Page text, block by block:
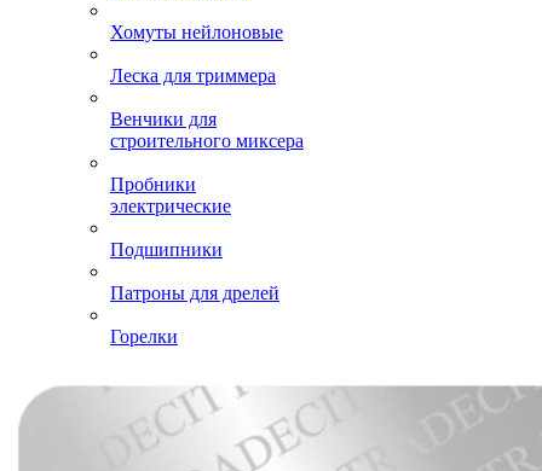
Хомуты нейлоновые
Леска для триммера
Венчики для
строительного миксера
Пробники
электрические
Подшипники
Патроны для дрелей
Горелки